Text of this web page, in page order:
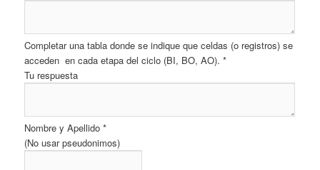
Completar una tabla donde se indique que celdas (o registros) se
acceden en cada etapa del ciclo (BI, BO, AO). *
Tu respuesta
Nombre y Apellido *
(No usar pseudonimos)